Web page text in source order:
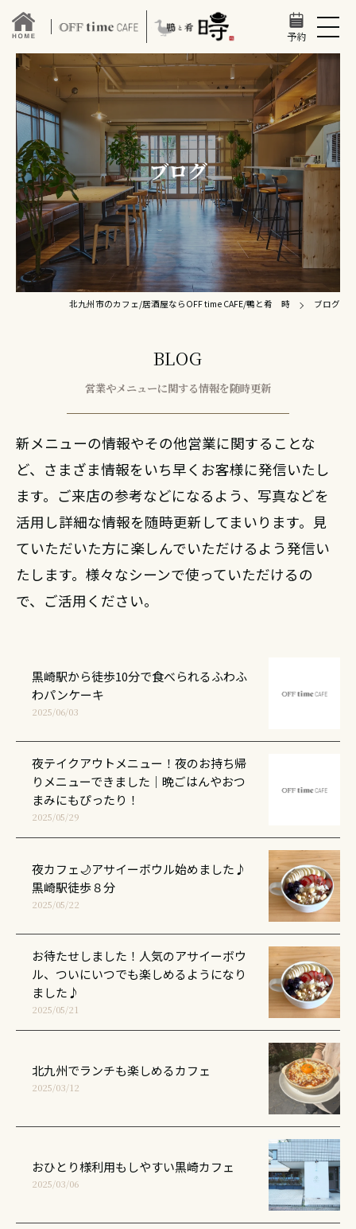
予約
ブログ
北九州市のカフェ/居酒屋ならOFF time CAFE/鴨と肴 時 ブログ
BLOG
営業やメニューに関する情報を随時更新
新メニューの情報やその他営業に関することな
ど、さまざま情報をいち早くお客様に発信いたし
ます。ご来店の参考などになるよう、写真などを
活用し詳細な情報を随時更新してまいります。見
ていただいた方に楽しんでいただけるよう発信い
たします。様々なシーンで使っていただけるの
で、ご活用ください。
黒崎駅から徒歩10分で食べられるふわふ
わパンケーキ
2025/06/03
夜テイクアウトメニュー！夜のお持ち帰
りメニューできました｜晩ごはんやおつ
まみにもぴったり！
2025/05/29
夜カフェ🌙アサイーボウル始めました♪
黒崎駅徒歩８分
2025/05/22
お待たせしました！人気のアサイーボウ
ル、ついにいつでも楽しめるようになり
ました♪
2025/05/21
北九州でランチも楽しめるカフェ
2025/03/12
おひとり様利用もしやすい黒崎カフェ
2025/03/06